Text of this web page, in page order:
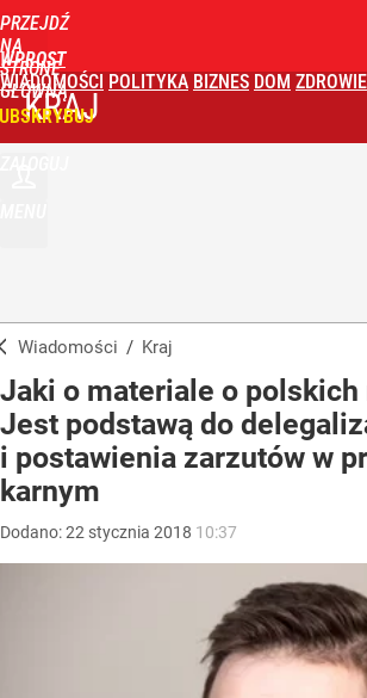
PRZEJDŹ
NA
STRONĘ
GŁÓWNĄ
WPROST
WIADOMOŚCI POLITYKA BIZNES DOM ZDROWIE
KRAJ
Wiadomości / Kraj
Jaki o materiale o polskich
Jest podstawą do
i postawienia zarzutów w
karnym
Dodano:22 stycznia 2018 10:37